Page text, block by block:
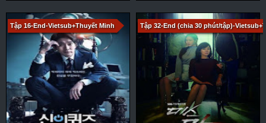
Tập 16-End-Vietsub+Thuyết Minh Tập 32-End (chia 30 phút/tập)-